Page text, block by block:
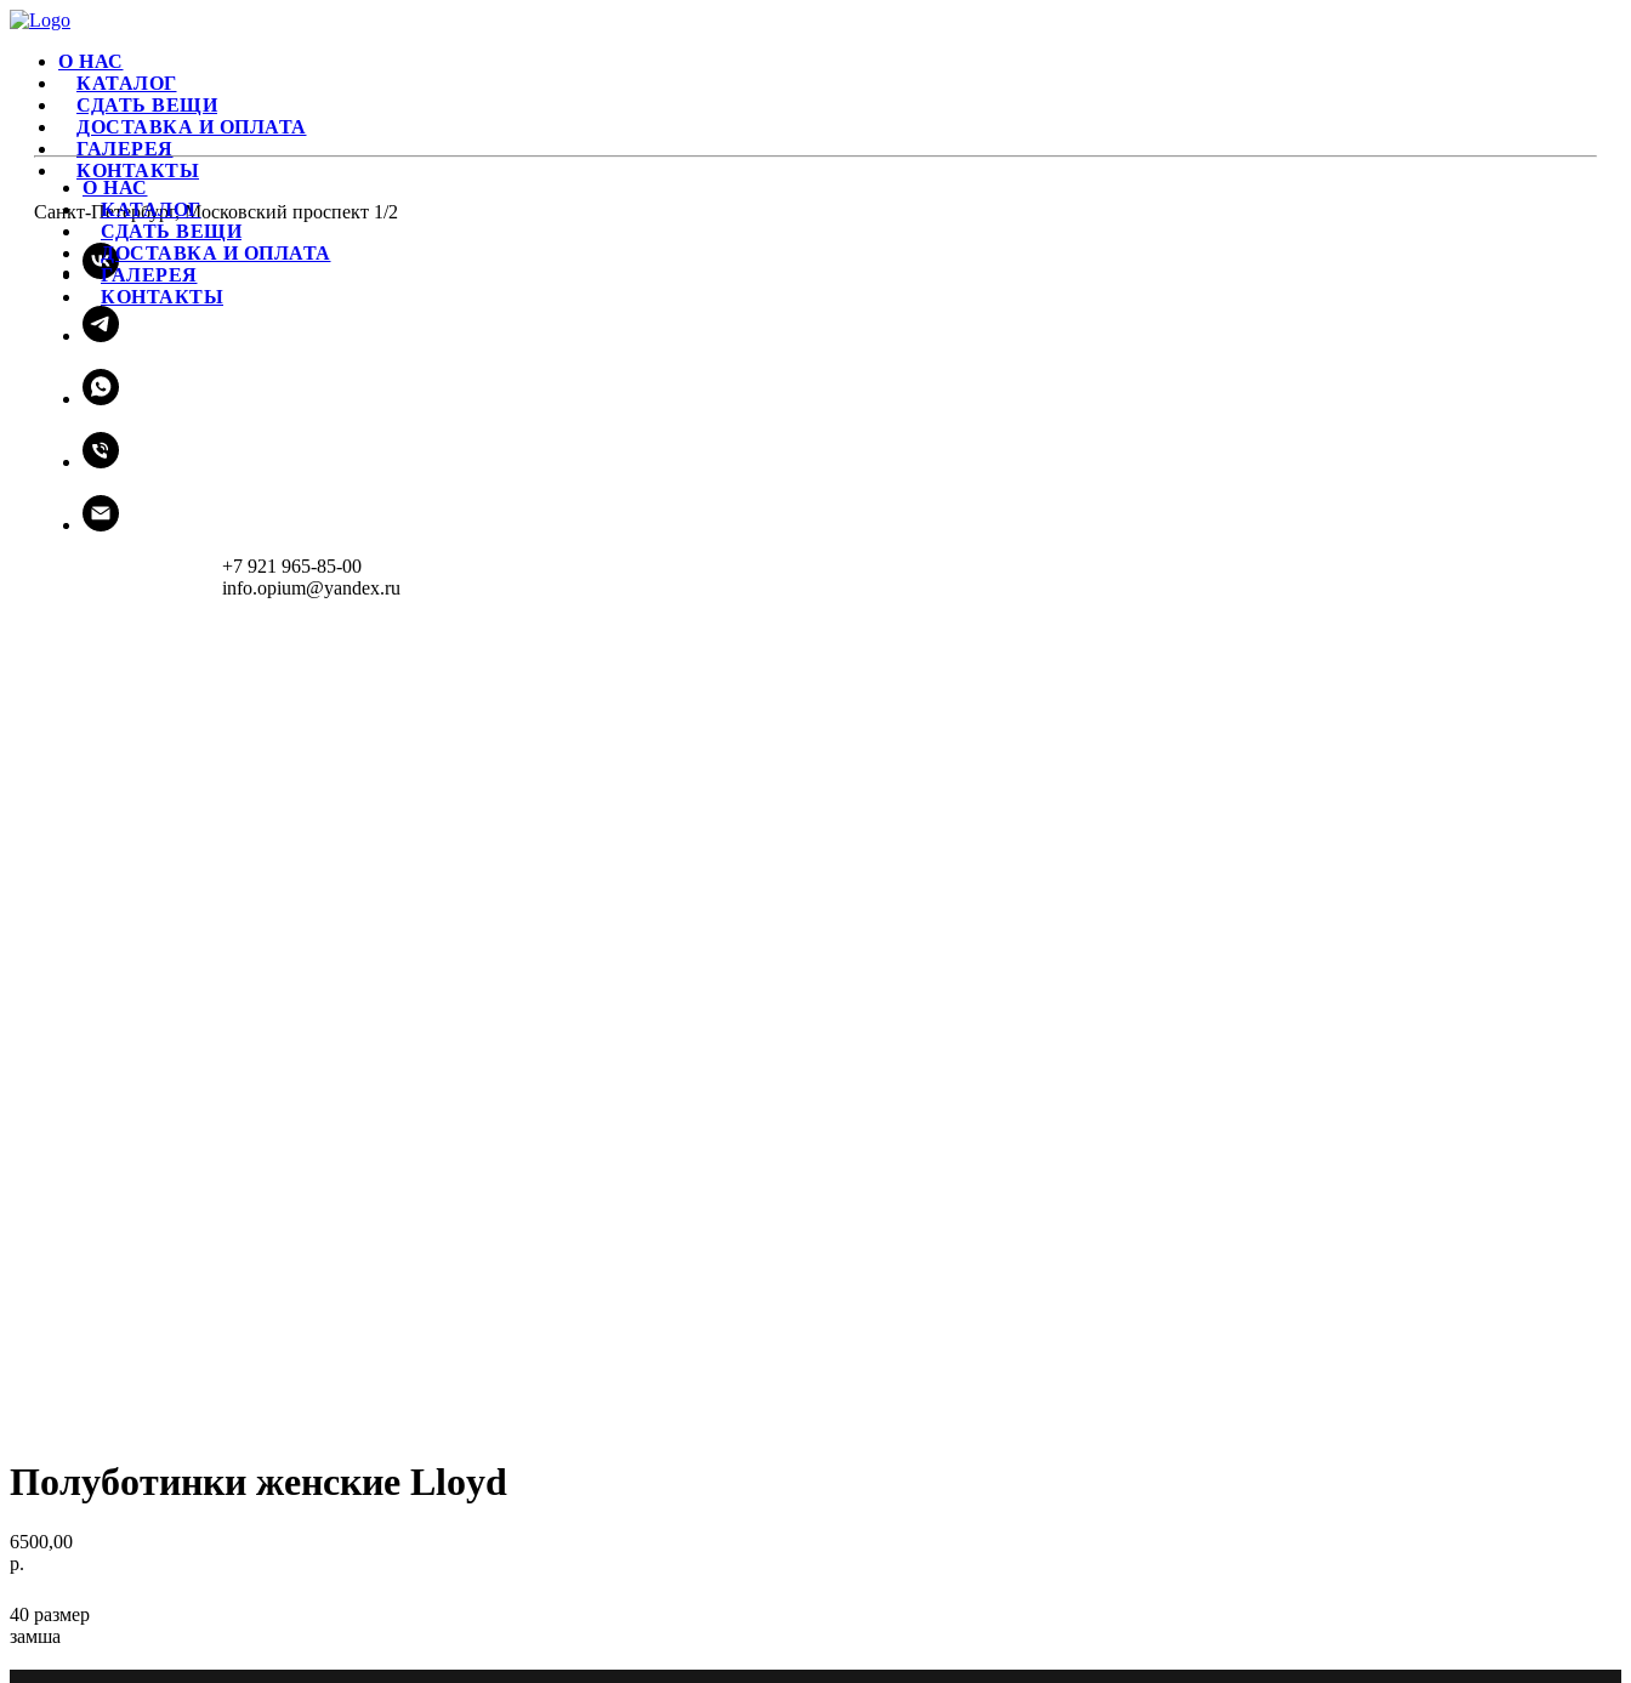
О НАС
КАТАЛОГ
СДАТЬ ВЕЩИ
ДОСТАВКА И ОПЛАТА
ГАЛЕРЕЯ
КОНТАКТЫ
Санкт-Петербург, Московский проспект 1/2
+7 921 965-85-00
info.opium@yandex.ru
О НАС
КАТАЛОГ
СДАТЬ ВЕЩИ
ДОСТАВКА И ОПЛАТА
ГАЛЕРЕЯ
КОНТАКТЫ
Полуботинки женские Lloyd
6500,00
р.
40 размер
замша